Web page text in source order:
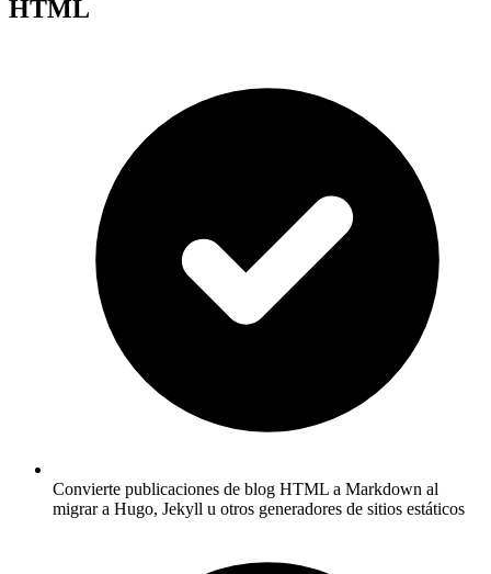
HTML
Convierte publicaciones de blog HTML a Markdown al
migrar a Hugo, Jekyll u otros generadores de sitios estáticos